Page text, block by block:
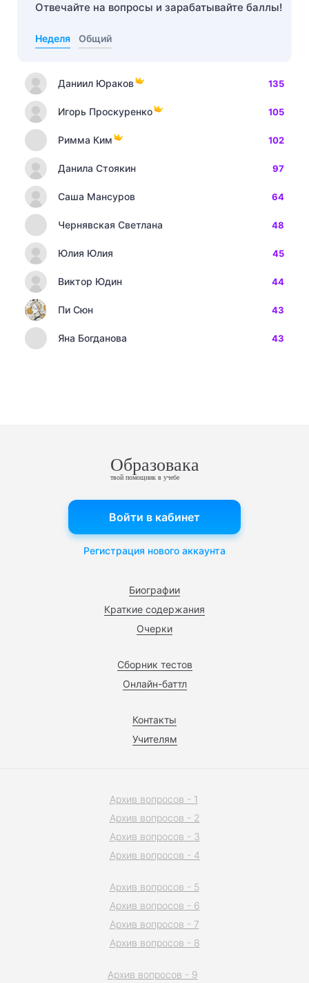
Отвечайте на вопросы и зарабатывайте баллы!
Неделя Общий
Даниил Юраков 135
Игорь Проскуренко 105
Римма Ким 102
Данила Стоякин 97
Саша Мансуров 64
Чернявская Светлана 48
Юлия Юлия 45
Виктор Юдин 44
Пи Сюн 43
Яна Богданова 43
Образовака
твой помощник в учебе
Биографии
Краткие содержания
Очерки
Сборник тестов
Онлайн-баттл
Контакты
Учителям
Войти в кабинет
Регистрация нового аккаунта
Архив вопросов - 1
Архив вопросов - 2
Архив вопросов - 3
Архив вопросов - 4
Архив вопросов - 5
Архив вопросов - 6
Архив вопросов - 7
Архив вопросов - 8
Архив вопросов - 9